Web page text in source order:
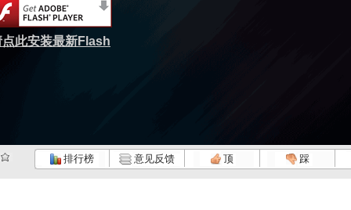
点此安装最新Flash
排行榜 意见反馈 顶 踩